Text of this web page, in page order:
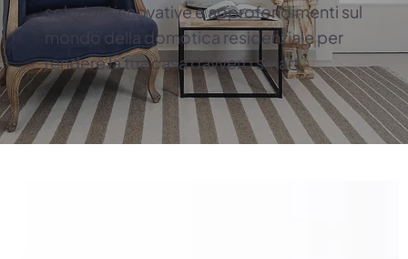
soluzioni innovative e approfondimenti sul
mondo della domotica residenziale per
rendere la tua casa davvero smart.